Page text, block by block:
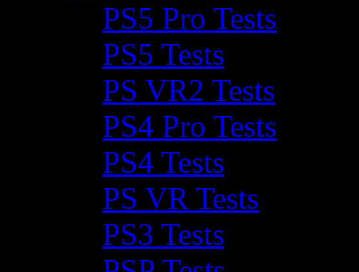
PS5 Pro Tests
PS5 Tests
PS VR2 Tests
PS4 Pro Tests
PS4 Tests
PS VR Tests
PS3 Tests